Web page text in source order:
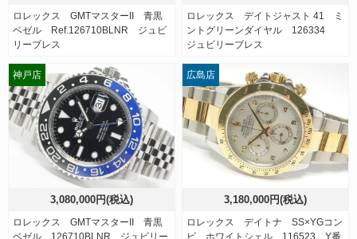
ロレックス GMTマスターII 青黒
ベゼル Ref.126710BLNR ジュビ
リーブレス
ロレックス デイトジャスト 41 ミ
ントグリーンダイヤル 126334
ジュビリーブレス
3,080,000円(税込)
ロレックス GMTマスターII 青黒
ベゼル 126710BLNR ジュビリー
神戸店
3,180,000円(税込)
ロレックス デイトナ SS×YGコン
ビ ホワイトシェル 116523 Y番
広島店